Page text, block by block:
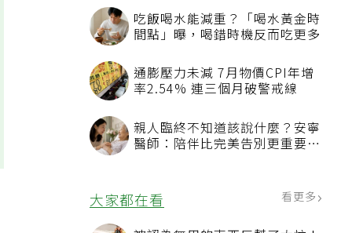
吃飯喝水能減重？「喝水黃金時
間點」曝，喝錯時機反而吃更多
通膨壓力未減 7月物價CPI年增
率2.54% 連三個月破警戒線
親人臨終不知道該說什麼？安寧
醫師：陪伴比完美告別更重要，
大家都在看